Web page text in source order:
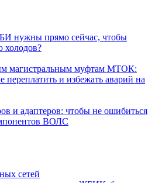
нужны прямо сейчас, чтобы
холодов?
магистральным муфтам МТОК:
и избежать аварий на
и адаптеров: чтобы не ошибиться
ВОЛС
сетей